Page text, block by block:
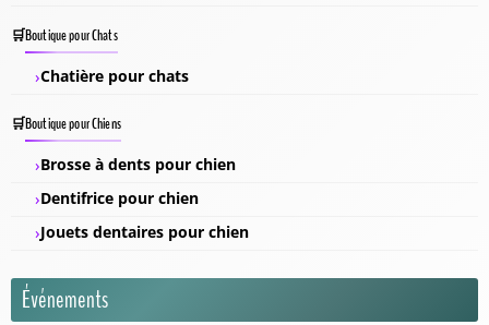
Boutique pour Chats
Chatière pour chats
Boutique pour Chiens
Brosse à dents pour chien
Dentifrice pour chien
Jouets dentaires pour chien
Événements